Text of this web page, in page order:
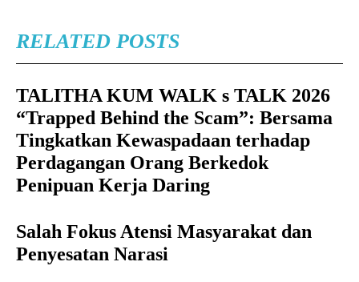
RELATED POSTS
TALITHA KUM WALK s TALK 2026
“Trapped Behind the Scam”: Bersama
Tingkatkan Kewaspadaan terhadap
Perdagangan Orang Berkedok
Penipuan Kerja Daring
Salah Fokus Atensi Masyarakat dan
Penyesatan Narasi